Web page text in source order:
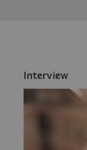
Inter­view